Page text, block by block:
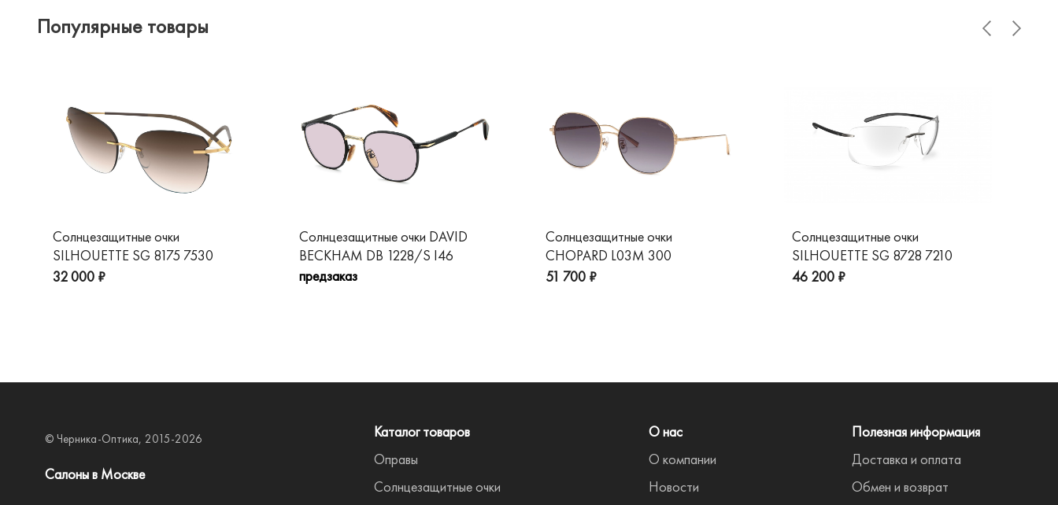
Популярные товары
Солнцезащитные очки
SILHOUETTE SG 8175 7530
32 000 ₽
Солнцезащитные очки DAVID
BECKHAM DB 1228/S I46
предзаказ
Солнцезащитные очки
CHOPARD L03M 300
51 700 ₽
Солнцезащитные очки
SILHOUETTE SG 8728 7210
46 200 ₽
© Черника-Оптика, 2015-2026
Салоны в Москве
Каталог товаров
Оправы
Солнцезащитные очки
О нас
О компании
Новости
Полезная информация
Доставка и оплата
Обмен и возврат